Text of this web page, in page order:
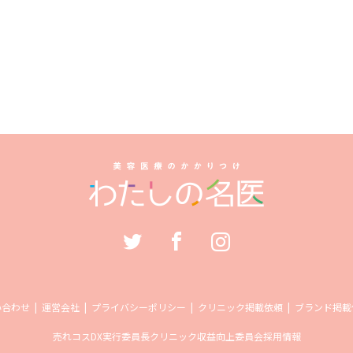
わせ 運営会社 プライバシーポリシー クリニック掲載依頼 ブランド掲
売れコスDX実行委員長クリニック収益向上委員会採用情報